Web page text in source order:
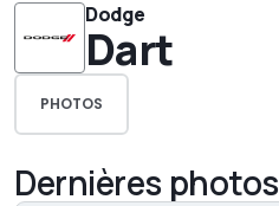
Dodge
Dart
PHOTOS
Dernières photos